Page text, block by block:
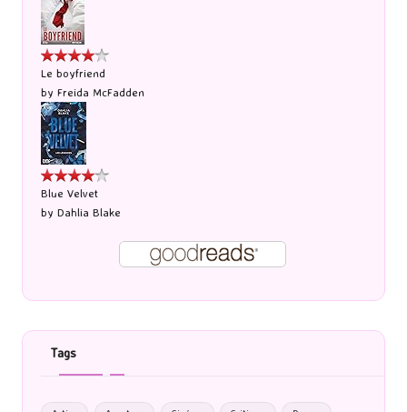
Le boyfriend
by Freida McFadden
Blue Velvet
by Dahlia Blake
Tags